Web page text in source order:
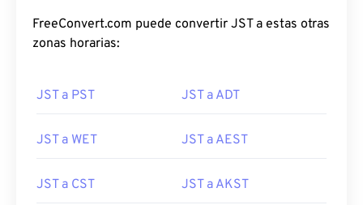
FreeConvert.com puede convertir JST a estas otras
zonas horarias:
JST a PST JST a ADT
JST a WET JST a AEST
JST a CST JST a AKST